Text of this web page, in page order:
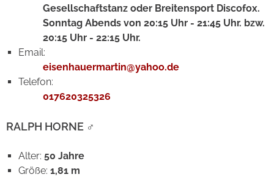
Gesellschaftstanz oder Breitensport Discofox.
Sonntag Abends von 20:15 Uhr - 21:45 Uhr. bzw.
20:15 Uhr - 22:15 Uhr.
Email:
eisenhauermartin@yahoo.de
Telefon:
017620325326
RALPH HORNE ♂
Alter: 50 Jahre
Größe: 1,81 m